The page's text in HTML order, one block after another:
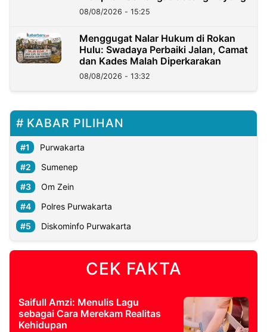
08/08/2026 - 15:25
Menggugat Nalar Hukum di Rokan
Hulu: Swadaya Perbaiki Jalan, Camat
dan Kades Malah Diperkarakan
08/08/2026 - 13:32
KABAR PILIHAN
Purwakarta
Sumenep
Om Zein
Polres Purwakarta
Diskominfo Purwakarta
CEK FAKTA
Saifull Amzi: Menulis Lagu
sebagai Cara Merekam Realitas
Kehidupan